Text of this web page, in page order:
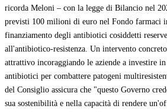
ricorda Meloni – con la legge di Bilancio nel
previsti 100 milioni di euro nel Fondo farmaci
finanziamento degli antibiotici cosiddetti
all'antibiotico-resistenza. Un intervento
attrattivo incoraggiando le aziende a investire
antibiotici per combattere patogeni
del Consiglio assicura che "questo Governo
sua sostenibilità e nella capacità di rendere